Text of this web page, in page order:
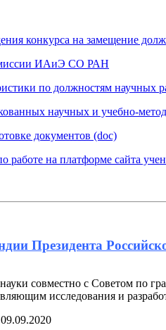
конкурса на замещение
ИАиЭ СО РАН
по должностям научных
научных и учебно-
документов (doc)
работе на платформе сайта
Президента
совместно с Советом по
исследования и